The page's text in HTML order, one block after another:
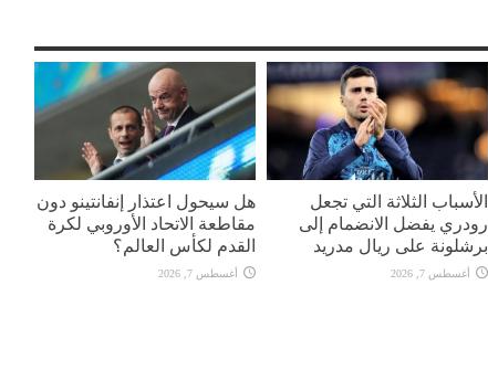
الأسباب الثلاثة التي تجعل
رودري يفضل الانضمام إلى
برشلونة على ريال مدريد
أغسطس 7, 2026
هل سيحول اعتذار إنفانتينو دون
مقاطعة الاتحاد الأوروبي لكرة
القدم لكأس العالم؟
أغسطس 7, 2026